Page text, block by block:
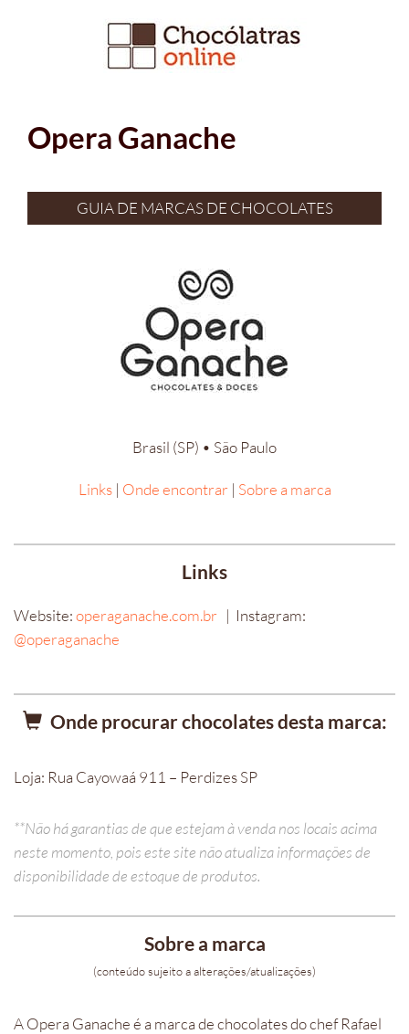
Opera Ganache
GUIA DE MARCAS DE CHOCOLATES
Brasil (SP) • São Paulo
Links| Onde encontrar| Sobre a marca
Links
Website:operaganache.com.br | Instagram:
@operaganache
Onde procurar chocolates desta marca:
Loja: Rua Cayowaá 911 – Perdizes SP
**Não há garantias de que estejam à venda nos locais acima
neste momento, pois este site não atualiza informações de
disponibilidade de estoque de produtos.
Sobre a marca
(conteúdo sujeito a alterações/atualizações)
A Opera Ganache é a marca de chocolates do chef Rafael